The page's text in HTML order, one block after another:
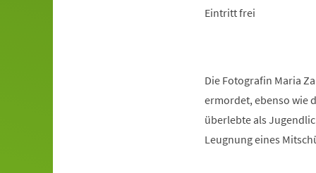
Eintritt frei
Die Fotografin Maria
ermordet, ebenso wie
überlebte als
Leugnung eines